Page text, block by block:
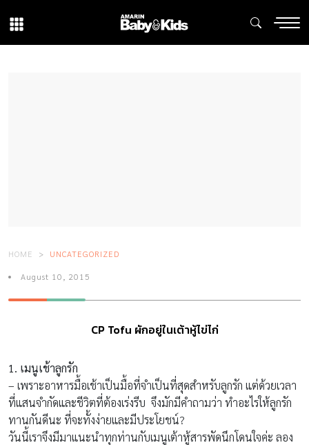
HOME UNCATEGORIZED
August 10, 2015
CP Tofu ผักอยู่ในเต้าหู้ไข่ไก่
1. เมนูเช้าลูกรัก
– เพราะอาหารมื้อเช้าเป็นมื้อที่จำเป็นที่สุดสำหรับลูกรัก แต่ด้วยเวลา
ที่แสนจำกัดและชีวิตที่ต้องเร่งรีบ จึงมักมีคำถามว่า ทำอะไรให้ลูกรัก
ทานกันดีนะ ที่จะทั้งง่ายและมีประโยชน์?
วันนี้เราจึงมีมาแนะนำทุกท่านกับเมนูเต้าหู้สารพัดนึกโดนใจค่ะ ลอง